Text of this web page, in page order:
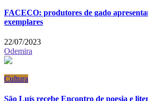
FACECO: produtores de gado
exemplares
22/07/2023
Odemira
Cultura
São Luís recebe Encontro de poesia e